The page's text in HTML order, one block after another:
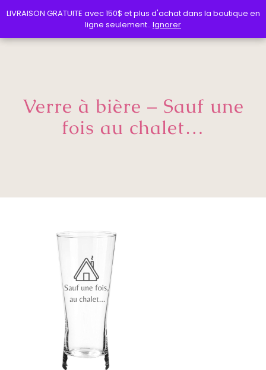
Verre à bière – Sauf une
fois au chalet…
LIVRAISON GRATUITE avec 150$ et plus d'achat dans la boutique en
ligne seulement.. Ignorer
LIVRAISON GRATUITE avec 150$ et plus d'achat dans la boutique en
ligne seulement.. Ignorer